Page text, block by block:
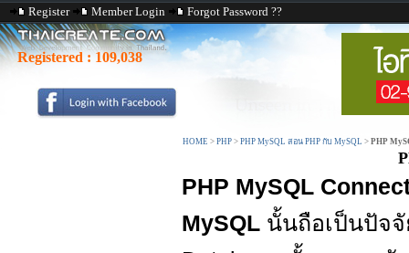
Register Member Login Forgot Password ??
Registered : 109,038
HOME > PHP > PHP MySQL สอน PHP กับ MySQL > PHP
PHP MySQL
MySQL นั้นถือเป็นปัจ